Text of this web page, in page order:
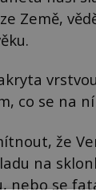
Země,
co se na
že
na
nebo se